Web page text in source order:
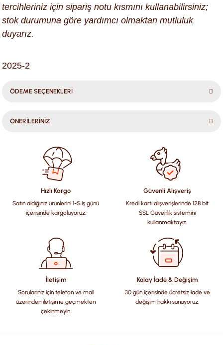
tercihleriniz için sipariş notu kısmını kullanabilirsiniz;
stok durumuna göre yardımcı olmaktan mutluluk
duyarız.
2025-2
ÖDEME SEÇENEKLERİ
ÖNERİLERİNİZ
konularda yetersiz gördüğünüz noktaları öneri formunu
kullanarak tarafımıza iletebilirsiniz.
Görüş ve önerileriniz için teşekkür ederiz.
Ürün resmi kalitesiz, bozuk veya görüntülenemiyor.
Ürün açıklamasında eksik bilgiler bulunuyor.
Ürün bilgilerinde hatalar bulunuyor.
Ürün fiyatı diğer sitelerden daha pahalı.
Bu ürüne benzer farklı alternatifler olmalı.
Hızlı Kargo
Satın aldığınız ürünlerini 1-5 iş günü
içerisinde kargoluyoruz.
Güvenli Alışveriş
Kredi kartı alışverişlerinde 128 bit
SSL Güvenlik sistemini
kullanmaktayız.
İletişim
Sorularınız için telefon ve mail
üzerinden iletişime geçmekten
çekinmeyin.
Kolay İade & Değişim
30 gün içerisinde ücretsiz iade ve
değişim hakkı sunuyoruz.